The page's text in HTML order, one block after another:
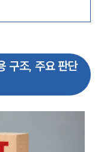
구조, 주요 판단